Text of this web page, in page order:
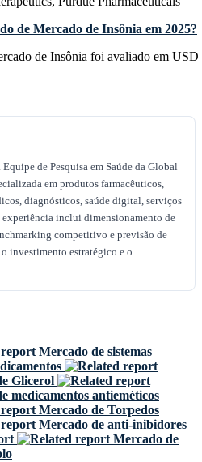
de Mercado de Insônia em 2025?
de Insônia foi avaliado em
de Pesquisa em Saúde da Global
em produtos farmacêuticos,
diagnósticos, saúde digital, serviços
experiência inclui dimensionamento de
competitivo e previsão de
investimento estratégico e o
Mercado de sistemas
Glicerol
medicamentos antieméticos
Mercado de Torpedos
Mercado de anti-inibidores
Mercado de